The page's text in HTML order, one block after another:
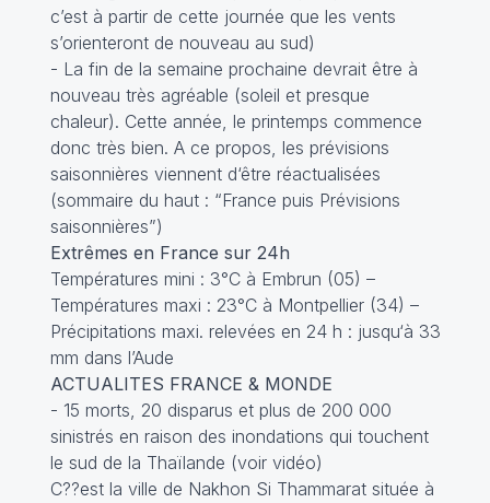
c’est à partir de cette journée que les vents
s’orienteront de nouveau au sud)
- La fin de la semaine prochaine devrait être à
nouveau très agréable (soleil et presque
chaleur). Cette année, le printemps commence
donc très bien. A ce propos, les prévisions
saisonnières viennent d‘être réactualisées
(sommaire du haut : “France puis Prévisions
saisonnières”)
Extrêmes en France sur 24h
Températures mini : 3°C à Embrun (05) –
Températures maxi : 23°C à Montpellier (34) –
Précipitations maxi. relevées en 24 h : jusqu‘à 33
mm dans l’Aude
ACTUALITES FRANCE & MONDE
- 15 morts, 20 disparus et plus de 200 000
sinistrés en raison des inondations qui touchent
le sud de la Thaïlande (voir vidéo)
C??est la ville de Nakhon Si Thammarat située à